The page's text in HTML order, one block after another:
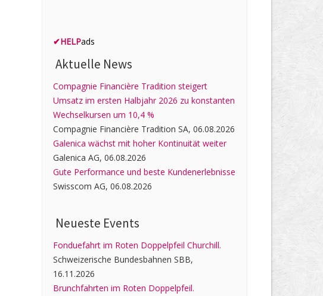
✔HELPads
Aktuelle News
Compagnie Financière Tradition steigert
Umsatz im ersten Halbjahr 2026 zu konstanten
Wechselkursen um 10,4 %
Compagnie Financière Tradition SA, 06.08.2026
Galenica wächst mit hoher Kontinuität weiter
Galenica AG, 06.08.2026
Gute Performance und beste Kundenerlebnisse
Swisscom AG, 06.08.2026
Neueste Events
Fonduefahrt im Roten Doppelpfeil Churchill.
Schweizerische Bundesbahnen SBB,
16.11.2026
Brunchfahrten im Roten Doppelpfeil.